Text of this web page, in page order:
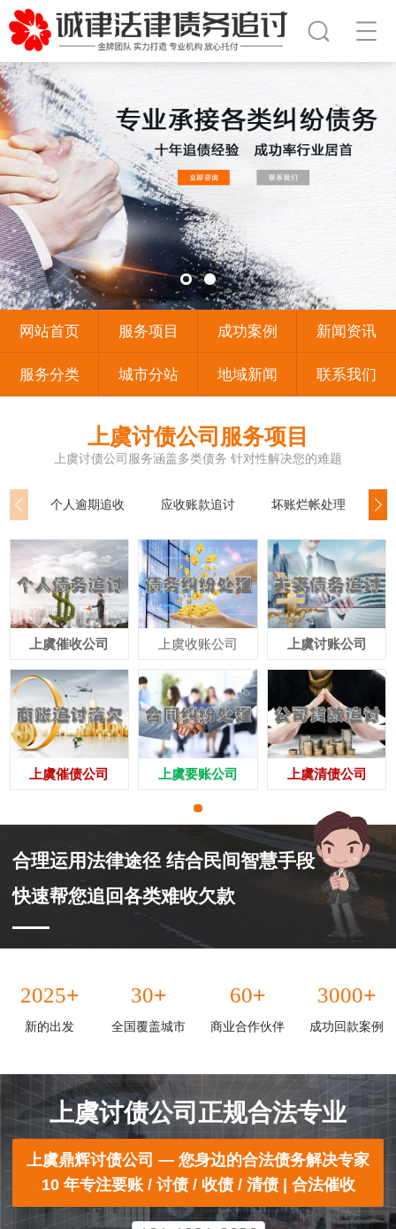
网站首页 服务项目 成功案例 新闻资讯
服务分类 城市分站 地域新闻 联系我们
上虞讨债公司服务项目
上虞讨债公司服务涵盖多类债务 针对性解决您的难题
个人逾期追收 应收账款追讨 坏账烂帐处理
上虞催收公司
上虞催债公司
上虞收账公司
上虞要账公司
上虞讨账公司
上虞清债公司
合理运用法律途径 结合民间智慧手段
快速帮您追回各类难收欠款
2025+
新的出发
30+
全国覆盖城市
60+
商业合作伙伴
3000+
成功回款案例
上虞讨债公司正规合法专业
上虞鼎辉讨债公司 — 您身边的合法债务解决专家
10 年专注要账 / 讨债 / 收债 / 清债 | 合法催收